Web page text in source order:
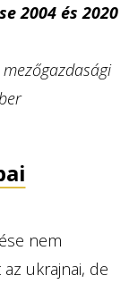
2004 és 2020
nem
ukrajnai, de